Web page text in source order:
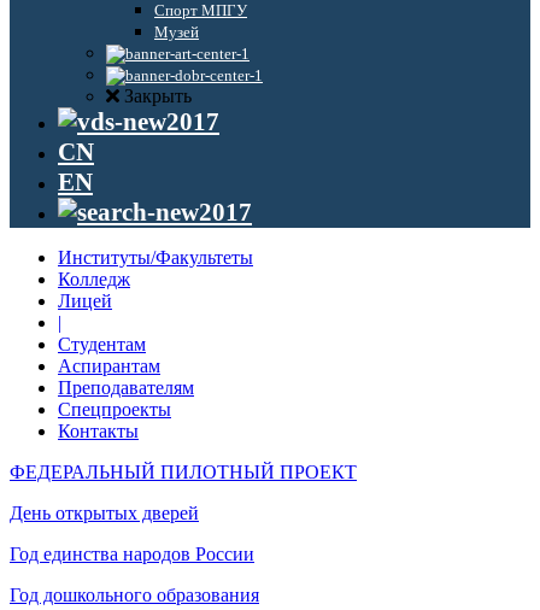
Спорт МПГУ
Музей
Закрыть
CN
EN
Институты/Факультеты
Колледж
Лицей
|
Студентам
Аспирантам
Преподавателям
Спецпроекты
Контакты
ФЕДЕРАЛЬНЫЙ ПИЛОТНЫЙ ПРОЕКТ
День открытых дверей
Год единства народов России
Год дошкольного образования